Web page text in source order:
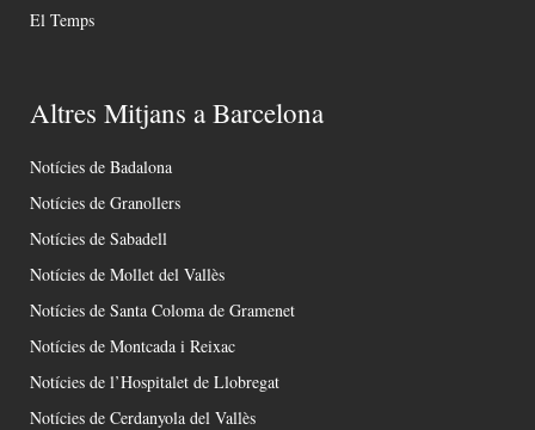
El Temps
Altres Mitjans a Barcelona
Notícies de Badalona
Notícies de Granollers
Notícies de Sabadell
Notícies de Mollet del Vallès
Notícies de Santa Coloma de Gramenet
Notícies de Montcada i Reixac
Notícies de l’Hospitalet de Llobregat
Notícies de Cerdanyola del Vallès